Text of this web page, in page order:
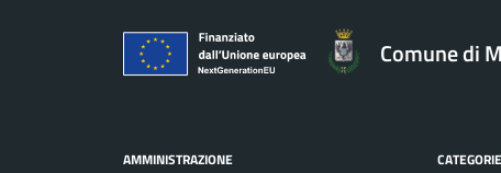
Comune di
AMMINISTRAZIONE